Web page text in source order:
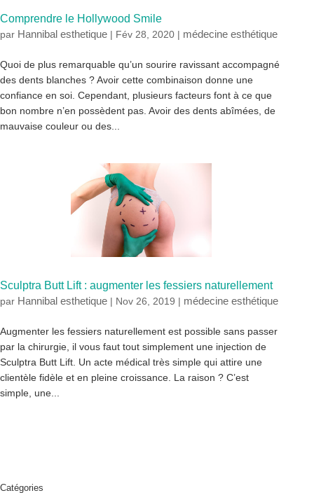
Comprendre le Hollywood Smile
par Hannibal esthetique | Fév 28, 2020 | médecine esthétique
Quoi de plus remarquable qu’un sourire ravissant accompagné
des dents blanches ? Avoir cette combinaison donne une
confiance en soi. Cependant, plusieurs facteurs font à ce que
bon nombre n’en possèdent pas. Avoir des dents abîmées, de
mauvaise couleur ou des...
Sculptra Butt Lift : augmenter les fessiers naturellement
par Hannibal esthetique | Nov 26, 2019 | médecine esthétique
Augmenter les fessiers naturellement est possible sans passer
par la chirurgie, il vous faut tout simplement une injection de
Sculptra Butt Lift. Un acte médical très simple qui attire une
clientèle fidèle et en pleine croissance. La raison ? C’est
simple, une...
Catégories